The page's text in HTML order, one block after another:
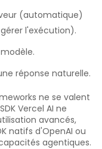
(automatique)
l'exécution).
réponse naturelle.
ne se valent
Vercel AI ne
avancés,
natifs d'OpenAI ou
agentiques.